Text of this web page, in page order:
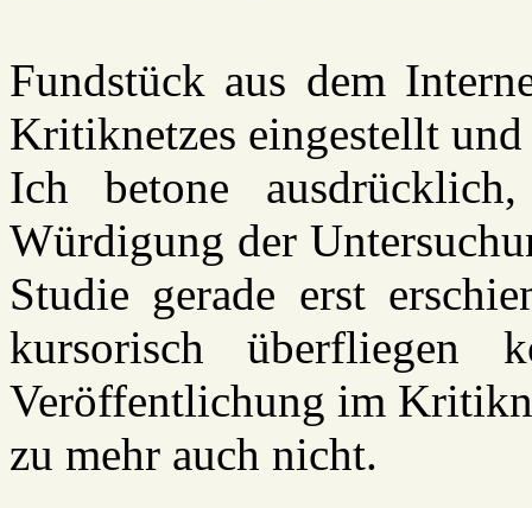
Fundstück aus dem
Kritiknetzes eingestellt
Ich betone
Würdigung der
Studie gerade erst
kursorisch überfliegen
Veröffentlichung im
zu mehr auch nicht.